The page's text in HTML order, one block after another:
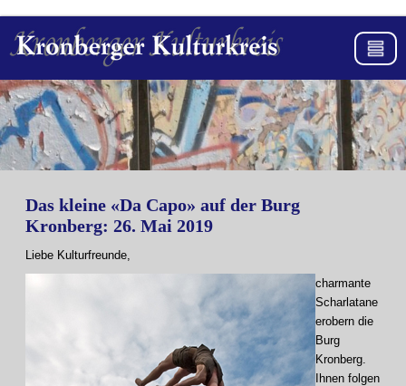
Das kleine «Da Capo» auf der Burg
Kronberg: 26. Mai 2019
Liebe Kulturfreunde,
charmante
Scharlatane
erobern die
Burg
Kronberg.
Ihnen folgen